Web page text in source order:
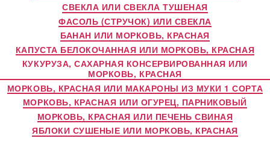
СВЕКЛА ИЛИ СВЕКЛА ТУШЕНАЯ
ФАСОЛЬ (СТРУЧОК) ИЛИ СВЕКЛА
БАНАН ИЛИ МОРКОВЬ, КРАСНАЯ
КАПУСТА БЕЛОКОЧАННАЯ ИЛИ МОРКОВЬ, КРАСНАЯ
КУКУРУЗА, САХАРНАЯ КОНСЕРВИРОВАННАЯ ИЛИ
МОРКОВЬ, КРАСНАЯ
МОРКОВЬ, КРАСНАЯ ИЛИ МАКАРОНЫ ИЗ МУКИ 1 СОРТА
МОРКОВЬ, КРАСНАЯ ИЛИ ОГУРЕЦ, ПАРНИКОВЫЙ
МОРКОВЬ, КРАСНАЯ ИЛИ ПЕЧЕНЬ СВИНАЯ
ЯБЛОКИ СУШЕНЫЕ ИЛИ МОРКОВЬ, КРАСНАЯ